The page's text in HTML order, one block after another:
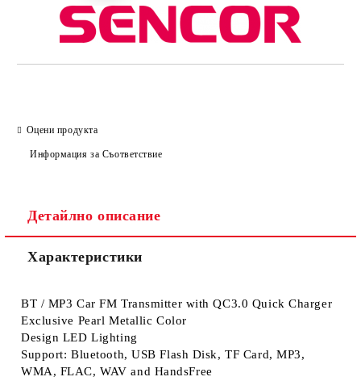
Оцени продукта
Информация за Съответствие
Детайлно описание
Характеристики
BT / MP3 Car FM Transmitter with QC3.0 Quick Charger
Exclusive Pearl Metallic Color
Design LED Lighting
Support: Bluetooth, USB Flash Disk, TF Card, MP3,
WMA, FLAC, WAV and HandsFree